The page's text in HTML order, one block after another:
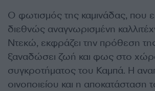
Ο φωτισμός της καμινάδας, που
διεθνώς αναγνωρισμένη
Ντεκώ, εκφράζει την πρόθεση
ξαναδώσει ζωή και φως στο
συγκροτήματος του Καμπά. Η
οινοποιείου και η αποκατάσταση